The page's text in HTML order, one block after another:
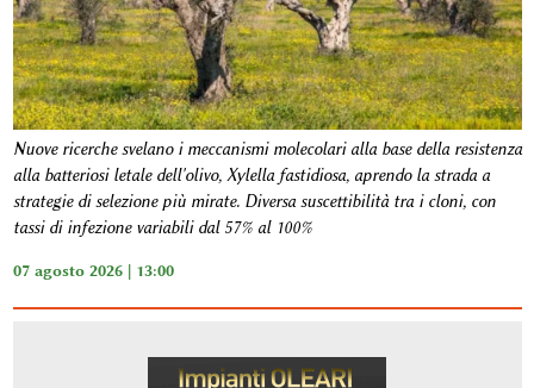
Nuove ricerche svelano i meccanismi molecolari alla base della resistenza
alla batteriosi letale dell'olivo, Xylella fastidiosa, aprendo la strada a
strategie di selezione più mirate. Diversa suscettibilità tra i cloni, con
tassi di infezione variabili dal 57% al 100%
07 agosto 2026 | 13:00